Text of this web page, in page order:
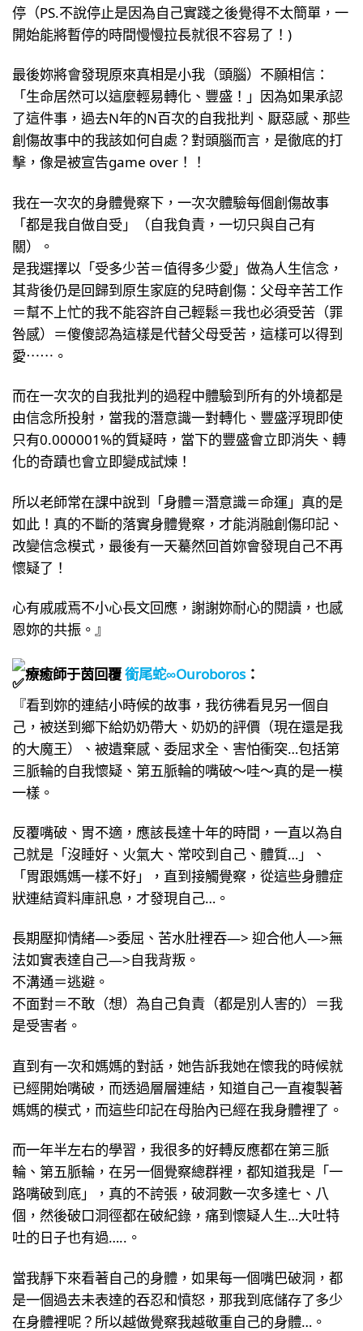
停（PS.不說停止是因為自己實踐之後覺得不太簡單，一
開始能將暫停的時間慢慢拉長就很不容易了！)
最後妳將會發現原來真相是小我（頭腦）不願相信：
「生命居然可以這麼輕易轉化、豐盛！」因為如果承認
了這件事，過去N年的N百次的自我批判、厭惡感、那些
創傷故事中的我該如何自處？對頭腦而言，是徹底的打
擊，像是被宣告game over！！
我在一次次的身體覺察下，一次次體驗每個創傷故事
「都是我自做自受」（自我負責，一切只與自己有
關）。
是我選擇以「受多少苦＝值得多少愛」做為人生信念，
其背後仍是回歸到原生家庭的兒時創傷：父母辛苦工作
＝幫不上忙的我不能容許自己輕鬆＝我也必須受苦（罪
咎感）＝傻傻認為這樣是代替父母受苦，這樣可以得到
愛⋯⋯。
而在一次次的自我批判的過程中體驗到所有的外境都是
由信念所投射，當我的潛意識一對轉化、豐盛浮現即使
只有0.000001%的質疑時，當下的豐盛會立即消失、轉
化的奇蹟也會立即變成試煉！
所以老師常在課中說到「身體＝潛意識＝命運」真的是
如此！真的不斷的落實身體覺察，才能消融創傷印記、
改變信念模式，最後有一天驀然回首妳會發現自己不再
懷疑了！
心有戚戚焉不小心長文回應，謝謝妳耐心的閱讀，也感
恩妳的共振。』
療癒師于茵回覆銜尾蛇∞Ouroboros ：
『看到妳的連結小時候的故事，我彷彿看見另一個自
己，被送到鄉下給奶奶帶大、奶奶的評價（現在還是我
的大魔王）、被遺棄感、委屈求全、害怕衝突…包括第
三脈輪的自我懷疑、第五脈輪的嘴破～哇～真的是一模
一樣。
反覆嘴破、胃不適，應該長達十年的時間，一直以為自
己就是「沒睡好、火氣大、常咬到自己、體質…」、
「胃跟媽媽一樣不好」，直到接觸覺察，從這些身體症
狀連結資料庫訊息，才發現自己…。
長期壓抑情緒—>委屈、苦水肚裡吞—> 迎合他人—>無
法如實表達自己—>自我背叛。
不溝通＝逃避。
不面對＝不敢（想）為自己負責（都是別人害的）＝我
是受害者。
直到有一次和媽媽的對話，她告訴我她在懷我的時候就
已經開始嘴破，而透過層層連結，知道自己一直複製著
媽媽的模式，而這些印記在母胎內已經在我身體裡了。
而一年半左右的學習，我很多的好轉反應都在第三脈
輪、第五脈輪，在另一個覺察總群裡，都知道我是「一
路嘴破到底」，真的不誇張，破洞數一次多達七、八
個，然後破口洞徑都在破紀錄，痛到懷疑人生…大吐特
吐的日子也有過…..。
當我靜下來看著自己的身體，如果每一個嘴巴破洞，都
是一個過去未表達的吞忍和憤怒，那我到底儲存了多少
在身體裡呢？所以越做覺察我越敬重自己的身體…。